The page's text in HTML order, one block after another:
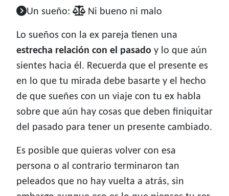
Un sueño: Ni bueno ni malo
Lo sueños con la ex pareja tienen una
estrecha relación con el pasado y lo que aún
sientes hacia él. Recuerda que el presente es
en lo que tu mirada debe basarte y el hecho
de que sueñes con un viaje con tu ex habla
sobre que aún hay cosas que deben finiquitar
del pasado para tener un presente cambiado.
Es posible que quieras volver con esa
persona o al contrario terminaron tan
peleados que no hay vuelta a atrás, sin